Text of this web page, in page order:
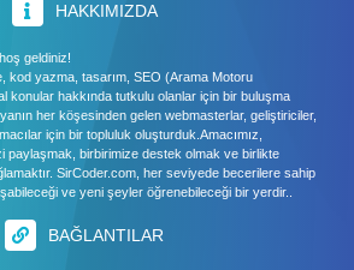
HAKKIMIZDA
geldiniz!
kod yazma, tasarım, SEO (Arama Motoru
konular hakkında tutkulu olanlar için bir buluşma
her köşesinden gelen webmasterlar, geliştiriciler,
için bir topluluk oluşturduk.Amacımız,
paylaşmak, birbirimize destek olmak ve birlikte
SirCoder.com, her seviyede becerilere sahip
ve yeni şeyler öğrenebileceği bir yerdir..
BAĞLANTILAR